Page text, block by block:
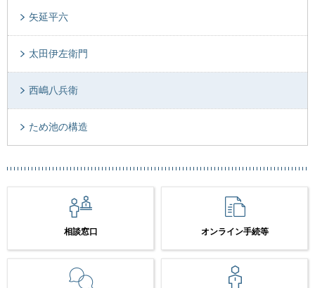
矢延平六
太田伊左衛門
西嶋八兵衛
ため池の構造
相談窓口 オンライン手続等